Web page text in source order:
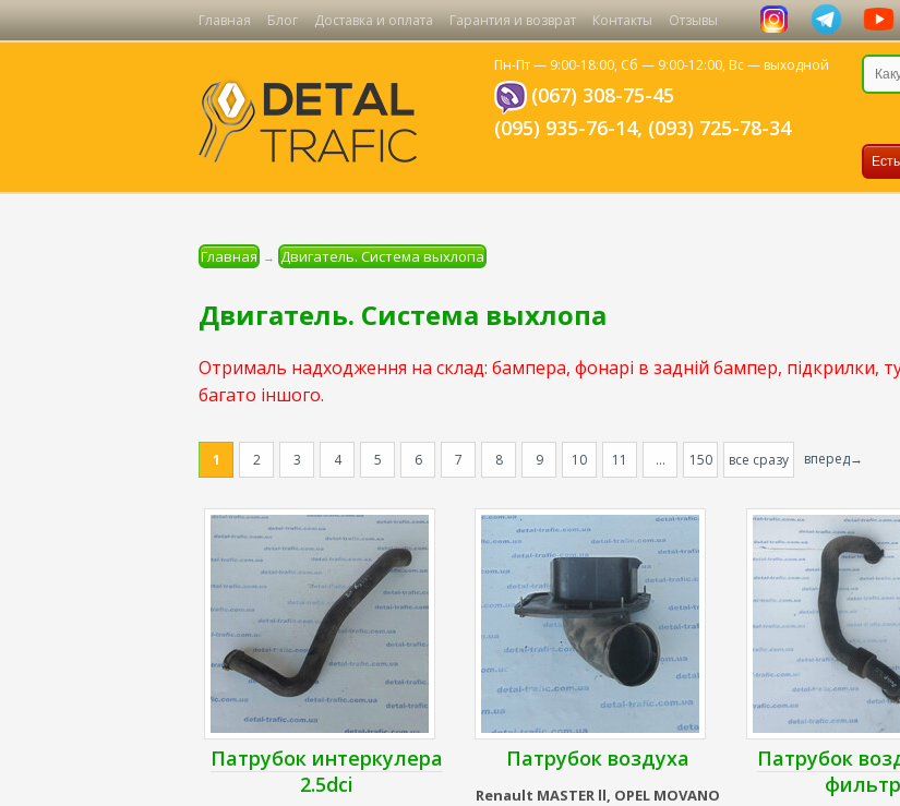
Главная Блог Доставка и оплата Гарантия и возврат Контакты Отзывы
Пн-Пт — 9:00-18:00, Сб — 9:00-12:00, Вс — выходной
(067) 308-75-45
(095) 935-76-14, (093) 725-78-34
Главная → Двигатель. Система выхлопа
Двигатель. Система выхлопа
Отрималь надходження на склад: бампера, фонарі в задній бампер, підкрилки,
багато іншого.
1 2 3 4 5 6 7 8 9 10 11 ... 150 все сразу вперед→
Патрубок интеркулера
2.5dci
Патрубок воздуха
Renault MASTER ll, OPEL MOVANO
Патрубок